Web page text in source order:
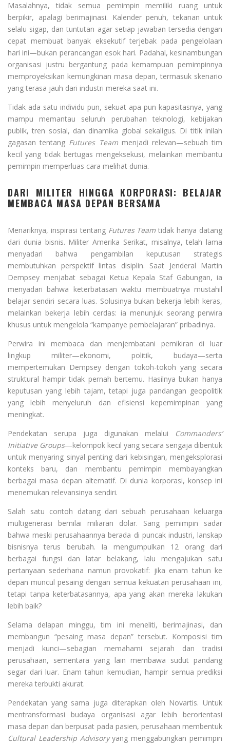
Masalahnya, tidak semua pemimpin memiliki ruang untuk
berpikir, apalagi berimajinasi. Kalender penuh, tekanan untuk
selalu sigap, dan tuntutan agar setiap jawaban tersedia dengan
cepat membuat banyak eksekutif terjebak pada pengelolaan
hari ini—bukan perancangan esok hari. Padahal, kesinambungan
organisasi justru bergantung pada kemampuan pemimpinnya
memproyeksikan kemungkinan masa depan, termasuk skenario
yang terasa jauh dari industri mereka saat ini.
Tidak ada satu individu pun, sekuat apa pun kapasitasnya, yang
mampu memantau seluruh perubahan teknologi, kebijakan
publik, tren sosial, dan dinamika global sekaligus. Di titik inilah
gagasan tentang Futures Teammenjadi relevan—sebuah tim
kecil yang tidak bertugas mengeksekusi, melainkan membantu
pemimpin memperluas cara melihat dunia.
DARI MILITER HINGGA KORPORASI: BELAJAR
MEMBACA MASA DEPAN BERSAMA
Menariknya, inspirasi tentang Futures Team tidak hanya datang
dari dunia bisnis. Militer Amerika Serikat, misalnya, telah lama
menyadari bahwa pengambilan keputusan strategis
membutuhkan perspektif lintas disiplin. Saat Jenderal Martin
Dempsey menjabat sebagai Ketua Kepala Staf Gabungan, ia
menyadari bahwa keterbatasan waktu membuatnya mustahil
belajar sendiri secara luas. Solusinya bukan bekerja lebih keras,
melainkan bekerja lebih cerdas: ia menunjuk seorang perwira
khusus untuk mengelola “kampanye pembelajaran” pribadinya.
Perwira ini membaca dan menjembatani pemikiran di luar
lingkup militer—ekonomi, politik, budaya—serta
mempertemukan Dempsey dengan tokoh-tokoh yang secara
struktural hampir tidak pernah bertemu. Hasilnya bukan hanya
keputusan yang lebih tajam, tetapi juga pandangan geopolitik
yang lebih menyeluruh dan efisiensi kepemimpinan yang
meningkat.
Pendekatan serupa juga digunakan melalui
Commanders’
Initiative Groups—kelompok kecil yang secara sengaja dibentuk
untuk menyaring sinyal penting dari kebisingan, mengeksplorasi
konteks baru, dan membantu pemimpin membayangkan
berbagai masa depan alternatif. Di dunia korporasi, konsep ini
menemukan relevansinya sendiri.
Salah satu contoh datang dari sebuah perusahaan keluarga
multigenerasi bernilai miliaran dolar. Sang pemimpin sadar
bahwa meski perusahaannya berada di puncak industri, lanskap
bisnisnya terus berubah. Ia mengumpulkan 12 orang dari
berbagai fungsi dan latar belakang, lalu mengajukan satu
pertanyaan sederhana namun provokatif: jika enam tahun ke
depan muncul pesaing dengan semua kekuatan perusahaan ini,
tetapi tanpa keterbatasannya, apa yang akan mereka lakukan
lebih baik?
Selama delapan minggu, tim ini meneliti, berimajinasi, dan
membangun “pesaing masa depan” tersebut. Komposisi tim
menjadi kunci—sebagian memahami sejarah dan tradisi
perusahaan, sementara yang lain membawa sudut pandang
segar dari luar. Enam tahun kemudian, hampir semua prediksi
mereka terbukti akurat.
Pendekatan yang sama juga diterapkan oleh Novartis. Untuk
mentransformasi budaya organisasi agar lebih berorientasi
masa depan dan berpusat pada pasien, perusahaan membentuk
Cultural Leadership Advisoryyang menggabungkan pemimpin